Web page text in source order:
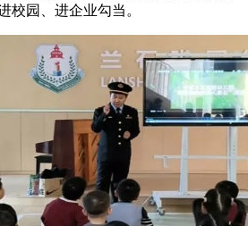
校园、进企业勾当。